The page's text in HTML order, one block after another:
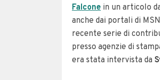
Falcone in un articolo
anche dai portali di
recente serie di
presso agenzie di
era stata intervista da